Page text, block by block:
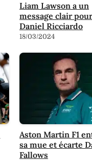
Liam Lawson a un
message clair
Daniel Ricciardo
18/03/2024
Aston Martin F1
sa mue et écarte
Fallows